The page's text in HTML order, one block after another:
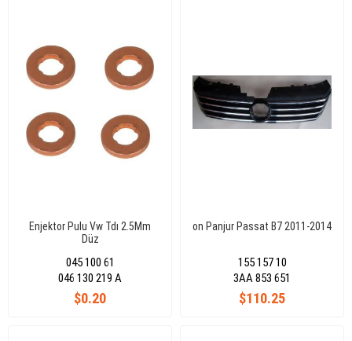
Enjektor Pulu Vw Tdı 2.5Mm
Düz
045 100 61
$0.20
046 130 219 A
on Panjur Passat B7 2011-2014
155 157 10
$110.25
3AA 853 651